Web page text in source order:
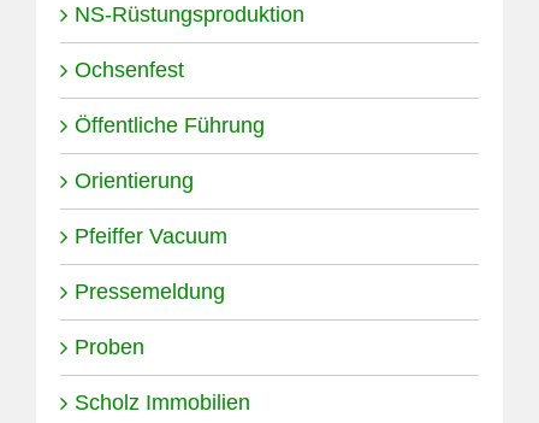
NS-Rüstungsproduktion
Ochsenfest
Öffentliche Führung
Orientierung
Pfeiffer Vacuum
Pressemeldung
Proben
Scholz Immobilien